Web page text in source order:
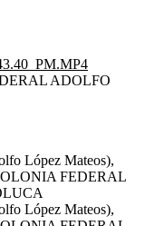
ADOLFO